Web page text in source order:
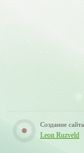
Создание сайта
Leon Ruzveld